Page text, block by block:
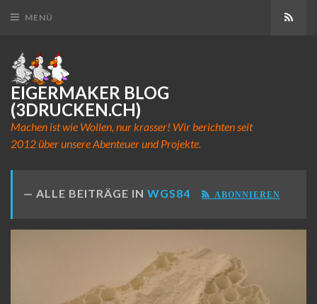
MENÜ
EIGERMAKER BLOG
(3DRUCKEN.CH)
Machen ist wie Wollen, nur krasser! Wir berichten seit
2012 über unsere Abenteuer und Projekte.
ALLE BEITRÄGE IN WGS84 ABONNIEREN